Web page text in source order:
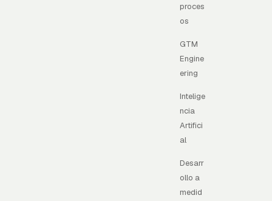
proces
os
GTM
Engine
ering
Intelige
ncia
Artifici
al
Desarr
ollo a
medid